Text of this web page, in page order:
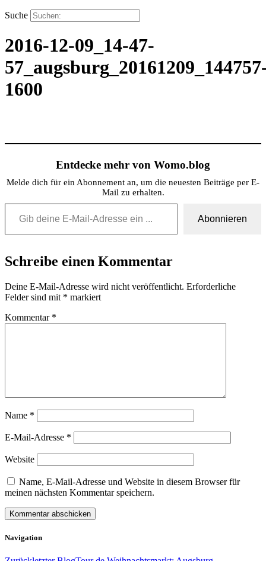
Suche
2016-12-09_14-47-
1600
Entdecke mehr von Womo.blog
Melde dich für ein Abonnement an, um die neuesten Beiträge per E-
Mail zu erhalten.
Gib deine E-Mail-Adresse ein ...
Abonnieren
Schreibe einen Kommentar
Deine E-Mail-Adresse wird nicht veröffentlicht. Erforderliche
Felder sind mit * markiert
Kommentar *
Name *
E-Mail-Adresse *
Website
Name, E-Mail-Adresse und Website in diesem Browser für
meinen nächsten Kommentar speichern.
Navigation